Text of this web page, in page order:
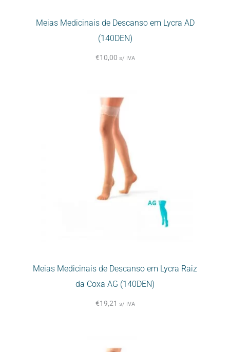
Meias Medicinais de Descanso em Lycra AD
(140DEN)
€10,00 s/ IVA
Meias Medicinais de Descanso em Lycra Raiz
da Coxa AG (140DEN)
€19,21 s/ IVA